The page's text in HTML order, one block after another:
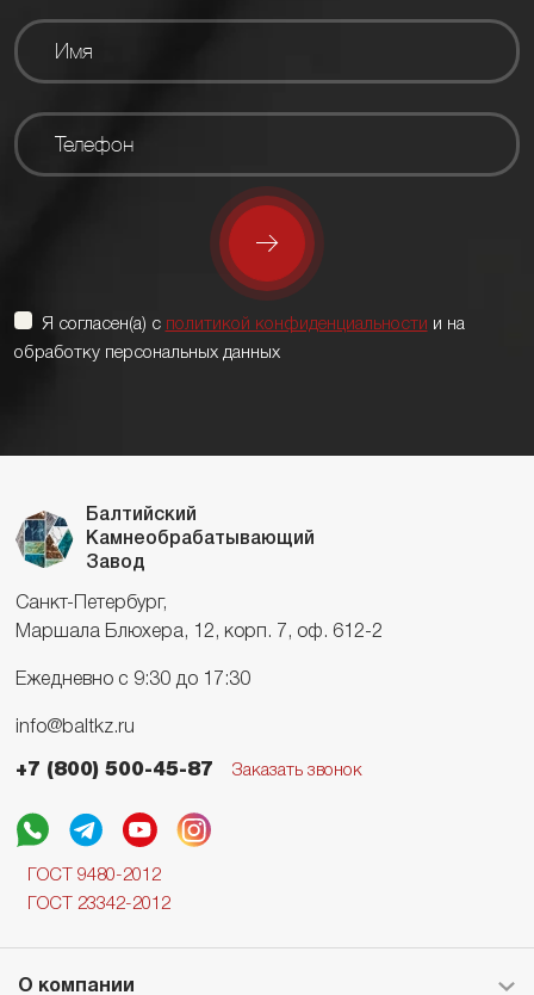
Я согласен(а) с политикой конфиденциальности и на
обработку персональных данных
Балтийский
Камнеобрабатывающий
Завод
Санкт-Петербург,
Маршала Блюхера, 12, корп. 7, оф. 612-2
Ежедневно с 9:30 до 17:30
info@baltkz.ru
+7 (800) 500-45-87 Заказать звонок
ГОСТ 9480-2012
ГОСТ 23342-2012
О компании